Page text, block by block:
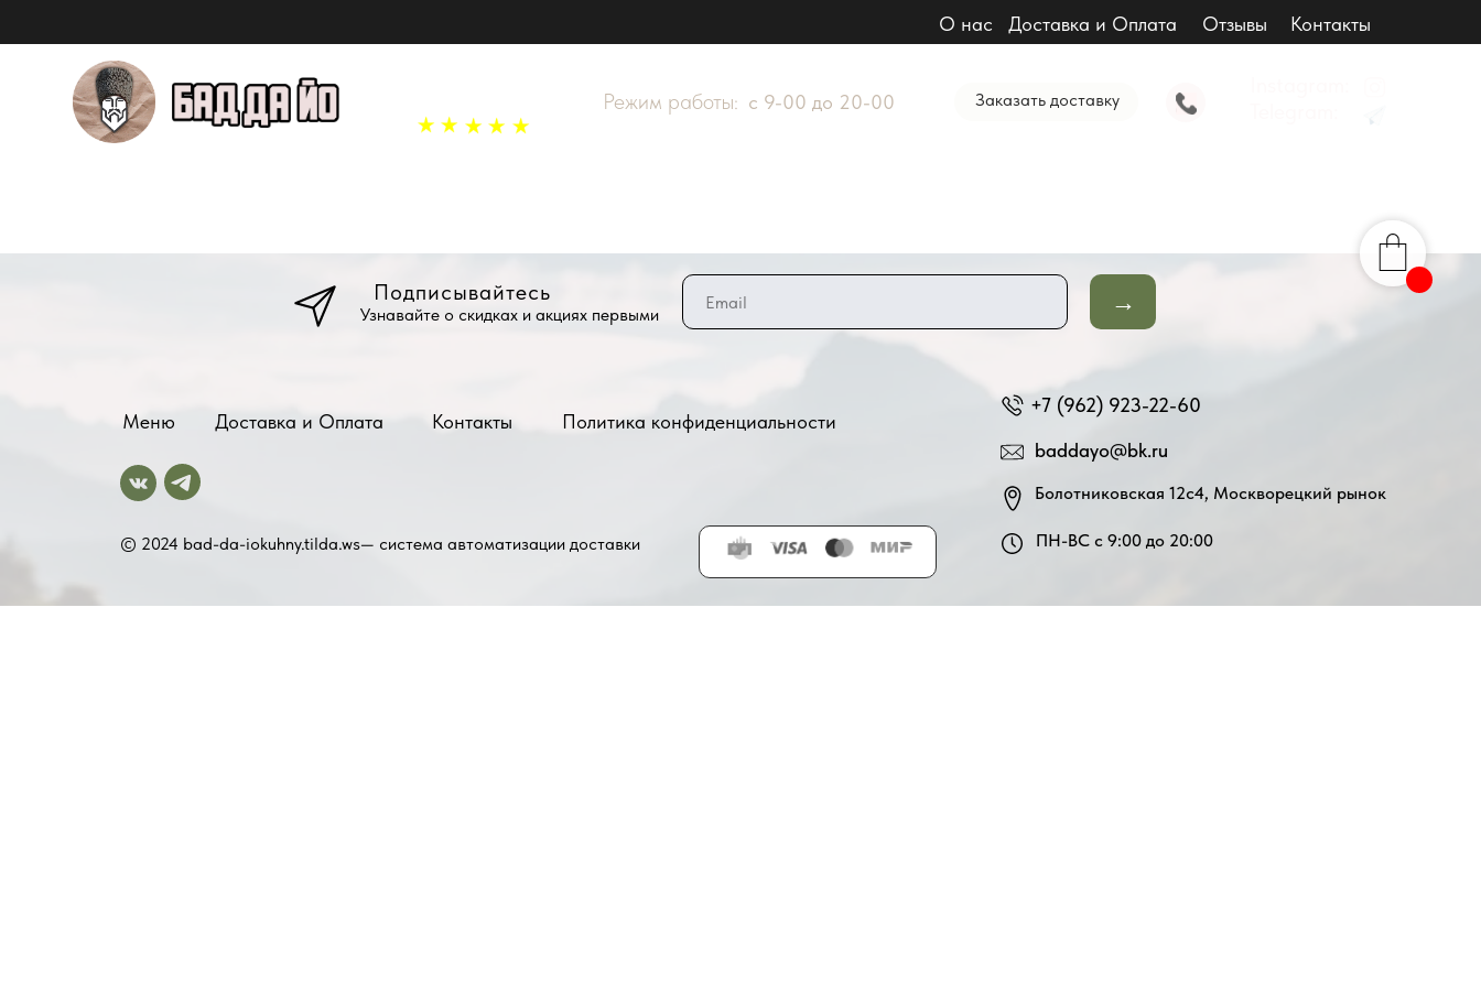
О нас Отзывы
Доставка и Оплата Контакты
с 9-00 до 20-00 Заказать доставку
Режим работы:
Подписывайтесь
Узнавайте о скидках и акциях первыми →
Меню Доставка и Оплата Контакты Политика конфиденциальности
© 2024 bad-da-iokuhny.tilda.ws— cистема автоматизации доставки
+7 (962) 923-22-60
baddayo@bk.ru
Болотниковская 12с4, Москворецкий рынок
ПН-ВС с 9:00 до 20:00